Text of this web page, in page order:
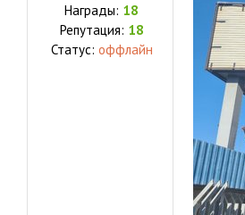
Награды: 18
Репутация: 18
Статус: оффлайн